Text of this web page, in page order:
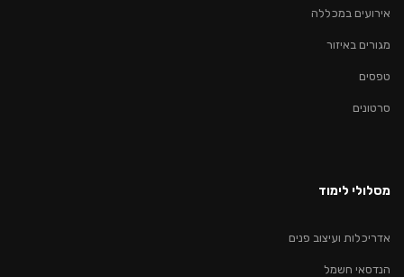
אירועים במכללה
מגורים באיזור
טפסים
סרטונים
מסלולי לימוד
אדריכלות ועיצוב פנים
הנדסאי חשמל